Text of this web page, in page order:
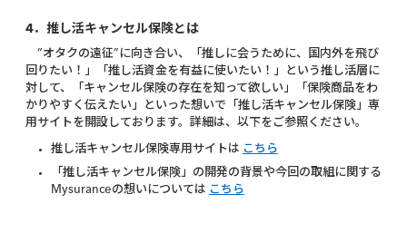
4．推し活キャンセル保険とは
“オタクの遠征”に向き合い、「推しに会うために、国内外を飛び
回りたい！」「推し活資金を有益に使いたい！」という推し活層に
対して、「キャンセル保険の存在を知って欲しい」「保険商品をわ
かりやすく伝えたい」といった想いで「推し活キャンセル保険」専
用サイトを開設しております。詳細は、以下をご参照ください。
推し活キャンセル保険専用サイトは こちら
「推し活キャンセル保険」の開発の背景や今回の取組に関する
Mysuranceの想いについては こちら